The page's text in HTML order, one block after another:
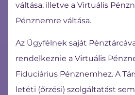
váltása, illetve a Virtuális
Pénznemre váltása.
Az Ügyfélnek saját
rendelkeznie a Virtuális
Fiduciárius Pénznemhez. A
letéti (őrzési) szolgáltatást